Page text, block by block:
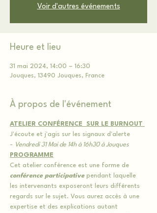
Voir d'autres événements
Heure et lieu
31 mai 2024, 14:00 – 16:30
Jouques, 13490 Jouques, France
À propos de l'événement
ATELIER CONFÉRENCE  SUR LE BURNOUT
J'écoute et j'agis sur les signaux d'alerte
- Vendredi 31 Mai de 14h à 16h30 à Jouques
PROGRAMME
Cet atelier conférence est une forme de
conférence participative pendant laquelle
les intervenants exposeront leurs différents
regards sur le sujet. Vous aurez accès à une
expertise et des explications autant